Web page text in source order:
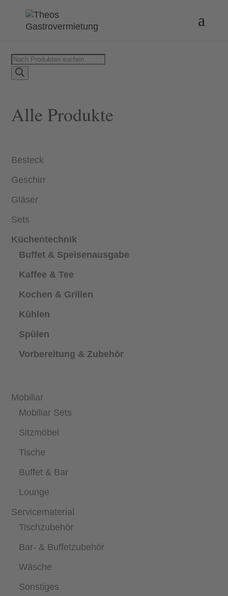
Products
search
Alle Produkte
Besteck
Geschirr
Gläser
Sets
Küchentechnik
Buffet & Speisenausgabe
Kaffee & Tee
Kochen & Grillen
Kühlen
Spülen
Vorbereitung & Zubehör
Mobiliar
Mobiliar Sets
Sitzmöbel
Tische
Buffet & Bar
Lounge
Servicematerial
Tischzubehör
Bar- & Buffetzubehör
Wäsche
Sonstiges